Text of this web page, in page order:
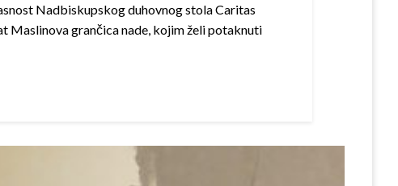
Nadbiskupskog duhovnog stola Caritas
Maslinova grančica nade, kojim želi potaknuti